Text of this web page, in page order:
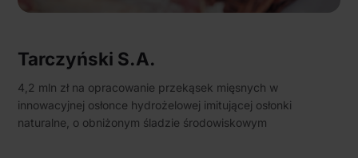
Tarczyński S.A.
4,2 mln zł na opracowanie przekąsek mięsnych w
innowacyjnej osłonce hydrożelowej imitującej osłonki
naturalne, o obniżonym śladzie środowiskowym